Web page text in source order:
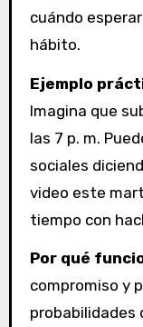
cuándo
hábito.
Ejemplo
Imagina que
las 7 p. m.
sociales
video este
tiempo con
Por qué
compromiso y
probabilidades